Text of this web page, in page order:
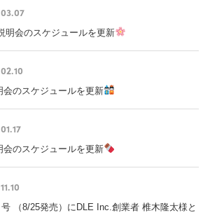
明会のスケジュールを更新
のスケジュールを更新
のスケジュールを更新
（8/25発売）にDLE Inc.創業者 椎木隆太様と